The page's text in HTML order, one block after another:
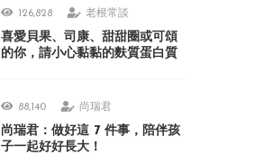
126,828 老根常談
喜愛貝果、司康、甜甜圈或可頌
的你，請小心黏黏的麩質蛋白質
88,140 尚瑞君
尚瑞君：做好這 7 件事，陪伴孩
子一起好好長大！